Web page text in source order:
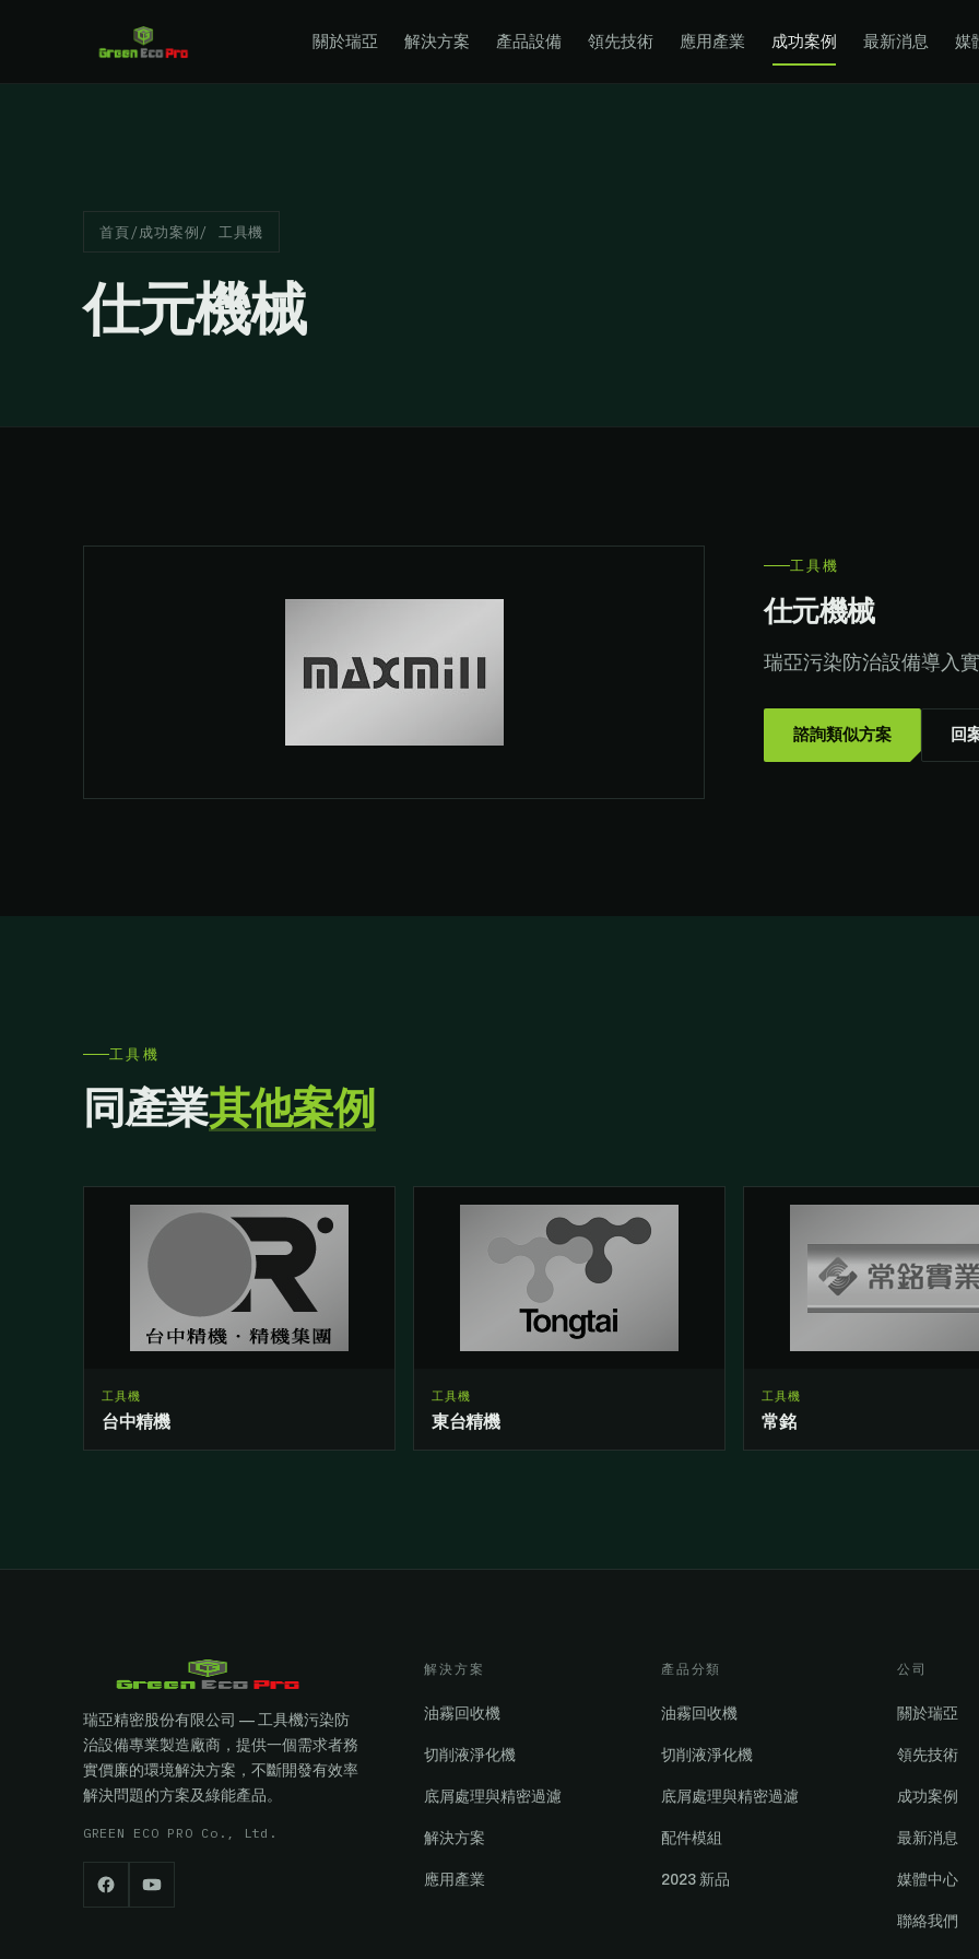
關於瑞亞 解決方案 產品設備 領先技術 應用產業 成功案例 最新消息 媒
首頁/成功案例/ 工具機
仕元機械
工具機
仕元機械
瑞亞污染防治設備導入實
諮詢類似方案 回
工具機
同產業其他案例
工具機
台中精機
工具機
東台精機
工具機
常銘
瑞亞精密股份有限公司 — 工具機污染防
治設備專業製造廠商，提供一個需求者務
實價廉的環境解決方案，不斷開發有效率
解決問題的方案及綠能產品。
GREEN ECO PRO Co., Ltd.
解決方案
油霧回收機
切削液淨化機
底屑處理與精密過濾
解決方案
應用產業
產品分類
油霧回收機
切削液淨化機
底屑處理與精密過濾
配件模組
2023 新品
公司
關於瑞亞
領先技術
成功案例
最新消息
媒體中心
聯絡我們